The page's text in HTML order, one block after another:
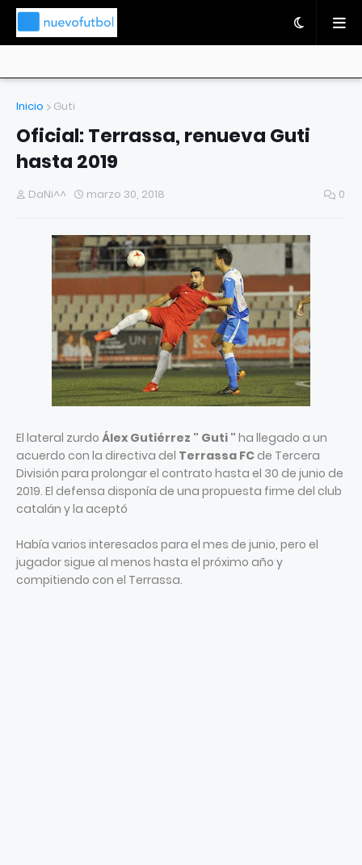
Inicio Guti
Oficial: Terrassa, renueva Guti
hasta 2019
DaNi^^ marzo 30, 2018 0
El lateral zurdo Álex Gutiérrez " Guti " ha llegado a un
acuerdo con la directiva del Terrassa FC de Tercera
División para prolongar el contrato hasta el 30 de junio de
2019. El defensa disponía de una propuesta firme del club
catalán y la aceptó
Había varios interesados para el mes de junio, pero el
jugador sigue al menos hasta el próximo año y
compitiendo con el Terrassa.